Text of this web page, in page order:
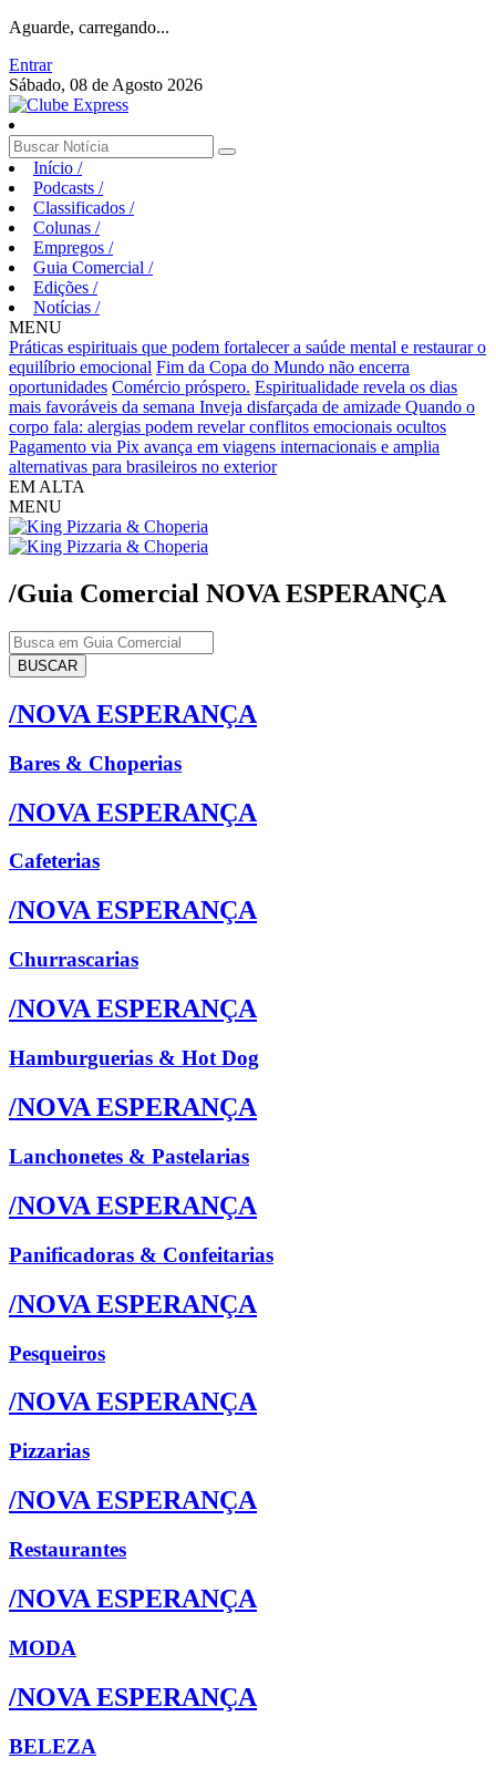
Aguarde, carregando...
Entrar
Sábado, 08 de Agosto 2026
Início /
Podcasts /
Classificados /
Colunas /
Empregos /
Guia Comercial /
Edições /
Notícias /
MENU
Práticas espirituais que podem fortalecer a saúde mental e restaurar o
equilíbrio emocional Fim da Copa do Mundo não encerra
oportunidades Comércio próspero. Espiritualidade revela os dias
mais favoráveis da semana Inveja disfarçada de amizade Quando o
corpo fala: alergias podem revelar conflitos emocionais ocultos
Pagamento via Pix avança em viagens internacionais e amplia
alternativas para brasileiros no exterior
EM ALTA
MENU
/Guia Comercial NOVA ESPERANÇA
BUSCAR
/NOVA ESPERANÇA
Bares & Choperias
/NOVA ESPERANÇA
Cafeterias
/NOVA ESPERANÇA
Churrascarias
/NOVA ESPERANÇA
Hamburguerias & Hot Dog
/NOVA ESPERANÇA
Lanchonetes & Pastelarias
/NOVA ESPERANÇA
Panificadoras & Confeitarias
/NOVA ESPERANÇA
Pesqueiros
/NOVA ESPERANÇA
Pizzarias
/NOVA ESPERANÇA
Restaurantes
/NOVA ESPERANÇA
MODA
/NOVA ESPERANÇA
BELEZA